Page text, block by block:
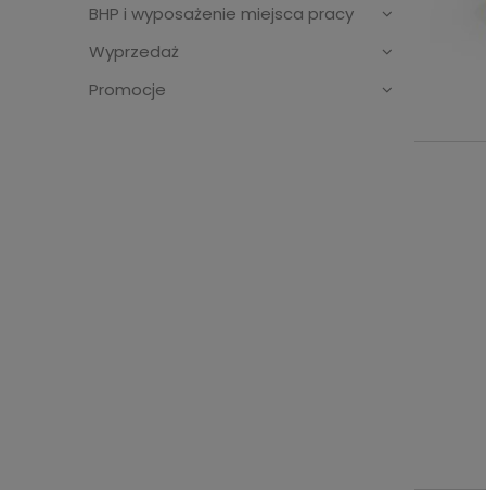
BHP i wyposażenie miejsca pracy
Wyprzedaż
Promocje